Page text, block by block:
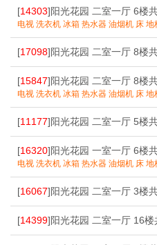
[14303]阳光花园 二室一厅 6楼
电视 洗衣机 冰箱 热水器 油烟机 床 地
[17098]阳光花园 二室一厅 8楼
[15847]阳光花园 二室一厅 8楼
电视 洗衣机 冰箱 热水器 油烟机 床
[11177]阳光花园 二室一厅 5楼
[16320]阳光花园 一室一厅 6楼
电视 洗衣机 冰箱 热水器 油烟机 床 地
[16067]阳光花园 二室一厅 3楼
[14399]阳光花园 二室一厅 16